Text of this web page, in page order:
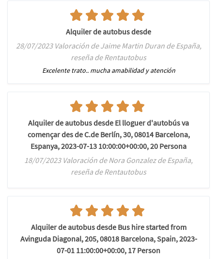
Alquiler de autobus desde
28/07/2023 Valoración de Jaime Martin Duran de España,
reseña de Rentautobus
Excelente trato.. mucha amabilidad y atención
Alquiler de autobus desde El lloguer d'autobús va
començar des de C.de Berlín, 30, 08014 Barcelona,
Espanya, 2023-07-13 10:00:00+00:00, 20 Persona
18/07/2023 Valoración de Nora Gonzalez de España,
reseña de Rentautobus
Alquiler de autobus desde Bus hire started from
Avinguda Diagonal, 205, 08018 Barcelona, Spain, 2023-
07-01 11:00:00+00:00, 17 Person